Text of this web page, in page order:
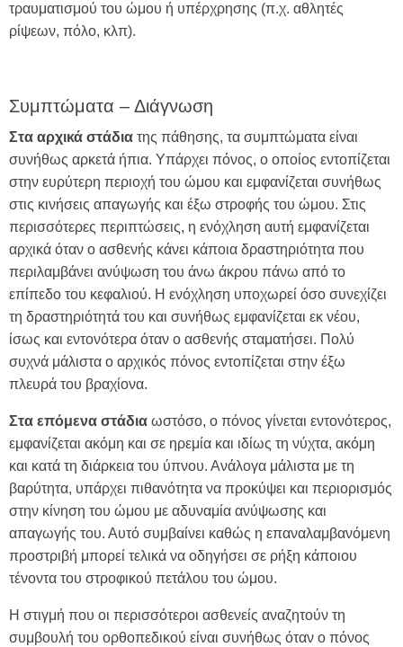
τραυματισμού του ώμου ή υπέρχρησης (π.χ. αθλητές
ρίψεων, πόλο, κλπ).
Συμπτώματα – Διάγνωση
Στα αρχικά στάδια της πάθησης, τα συμπτώματα είναι
συνήθως αρκετά ήπια. Υπάρχει πόνος, ο οποίος εντοπίζεται
στην ευρύτερη περιοχή του ώμου και εμφανίζεται συνήθως
στις κινήσεις απαγωγής και έξω στροφής του ώμου. Στις
περισσότερες περιπτώσεις, η ενόχληση αυτή εμφανίζεται
αρχικά όταν ο ασθενής κάνει κάποια δραστηριότητα που
περιλαμβάνει ανύψωση του άνω άκρου πάνω από το
επίπεδο του κεφαλιού. Η ενόχληση υποχωρεί όσο συνεχίζει
τη δραστηριότητά του και συνήθως εμφανίζεται εκ νέου,
ίσως και εντονότερα όταν ο ασθενής σταματήσει. Πολύ
συχνά μάλιστα ο αρχικός πόνος εντοπίζεται στην έξω
πλευρά του βραχίονα.
Στα επόμενα στάδια ωστόσο, ο πόνος γίνεται εντονότερος,
εμφανίζεται ακόμη και σε ηρεμία και ιδίως τη νύχτα, ακόμη
και κατά τη διάρκεια του ύπνου. Ανάλογα μάλιστα με τη
βαρύτητα, υπάρχει πιθανότητα να προκύψει και περιορισμός
στην κίνηση του ώμου με αδυναμία ανύψωσης και
απαγωγής του. Αυτό συμβαίνει καθώς η επαναλαμβανόμενη
προστριβή μπορεί τελικά να οδηγήσει σε ρήξη κάποιου
τένοντα του στροφικού πετάλου του ώμου.
Η στιγμή που οι περισσότεροι ασθενείς αναζητούν τη
συμβουλή του ορθοπεδικού είναι συνήθως όταν ο πόνος